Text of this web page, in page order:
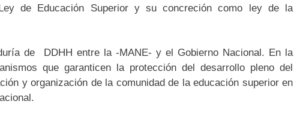
de Educación Superior y su concreción como ley de la
de DDHH entre la -MANE- y el Gobierno Nacional. En la
que garanticen la protección del desarrollo pleno del
y organización de la comunidad de la educación superior en